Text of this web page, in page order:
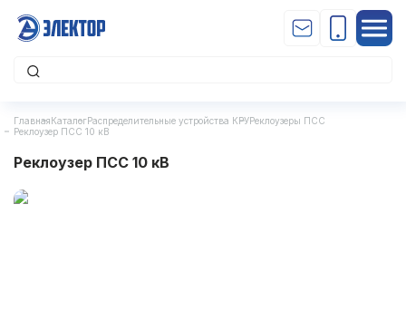
ГлавнаяКаталогРаспределительные устройства КРУРеклоузеры ПСС
Реклоузер ПСС 10 кВ
Реклоузер ПСС 10 кВ